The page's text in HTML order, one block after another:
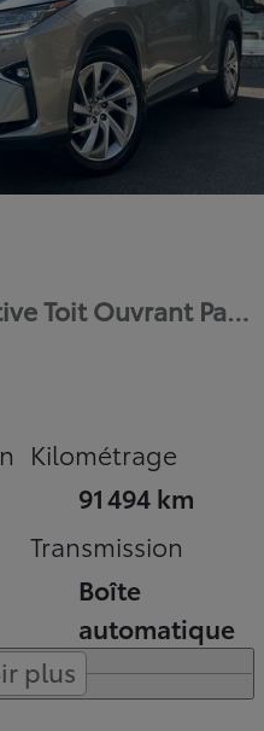
Toit Ouvrant
Kilométrage
91 494 km
Transmission
Boîte
automatique
plus